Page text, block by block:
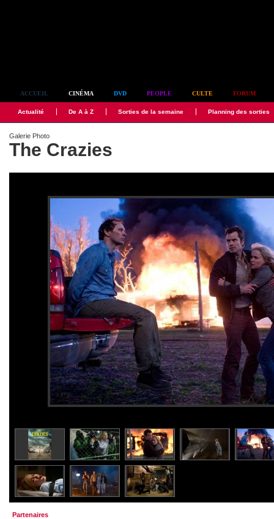
ACCUEIL CINÉMA DVD PEOPLE CULTE FORUM
Actualité De A à Z Sorties de la semaine Planning des sorties
Galerie Photo
The Crazies
Partenaires